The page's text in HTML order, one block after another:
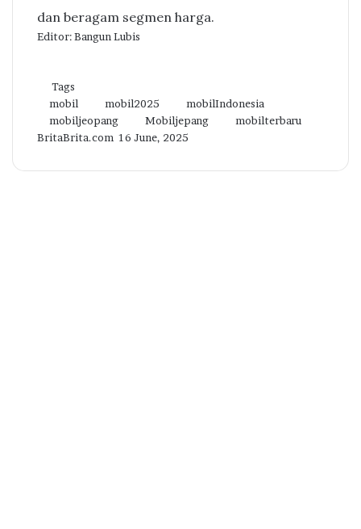
dan beragam segmen harga.
Editor: Bangun Lubis
Tags
mobil
mobil2025
mobilIndonesia
mobiljeopang
Mobiljepang
mobilterbaru
BritaBrita.com Send
email
16 June, 2025